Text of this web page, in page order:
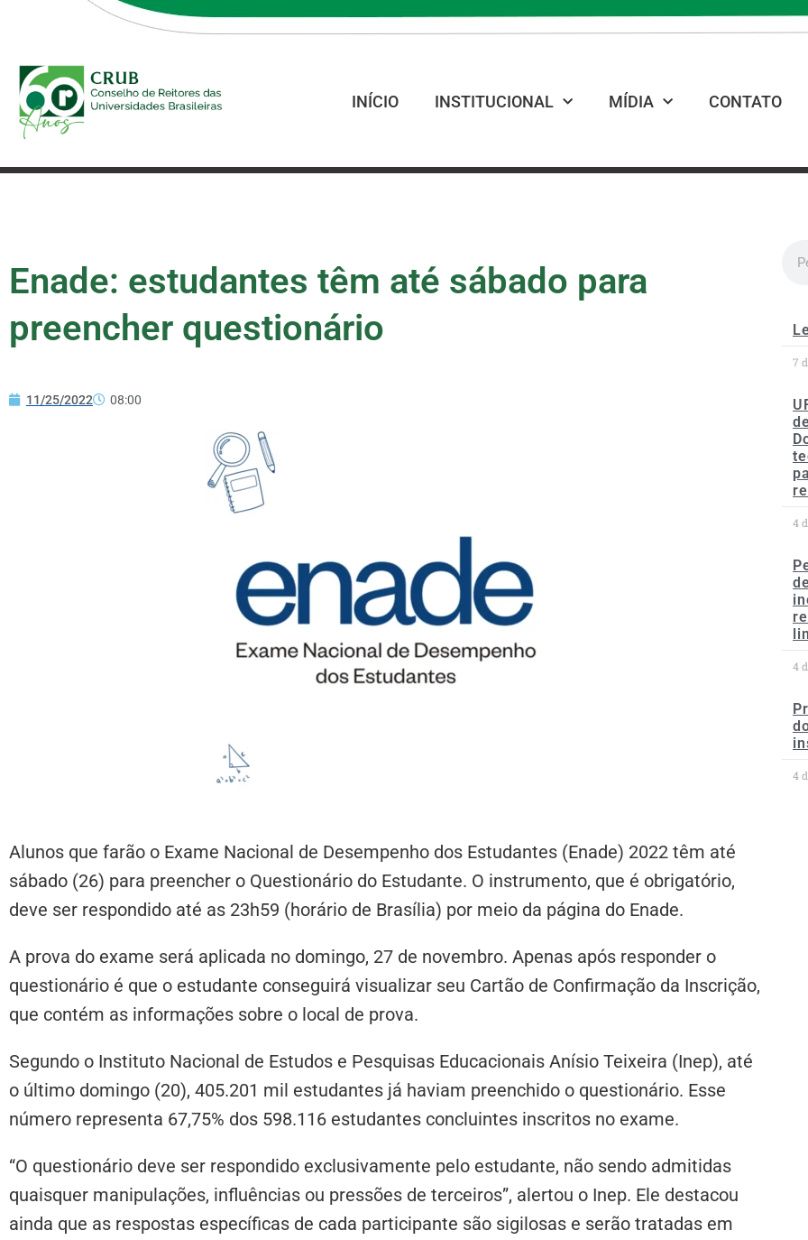
INÍCIO INSTITUCIONAL MÍDIA CONTATO
Enade: estudantes têm até sábado para
preencher questionário
11/25/2022 08:00
Alunos que farão o Exame Nacional de Desempenho dos Estudantes (Enade) 2022 têm até
sábado (26) para preencher o Questionário do Estudante. O instrumento, que é obrigatório,
deve ser respondido até as 23h59 (horário de Brasília) por meio da página do Enade.
A prova do exame será aplicada no domingo, 27 de novembro. Apenas após responder o
questionário é que o estudante conseguirá visualizar seu Cartão de Confirmação da Inscrição,
que contém as informações sobre o local de prova.
Segundo o Instituto Nacional de Estudos e Pesquisas Educacionais Anísio Teixeira (Inep), até
o último domingo (20), 405.201 mil estudantes já haviam preenchido o questionário. Esse
número representa 67,75% dos 598.116 estudantes concluintes inscritos no exame.
“O questionário deve ser respondido exclusivamente pelo estudante, não sendo admitidas
quaisquer manipulações, influências ou pressões de terceiros”, alertou o Inep. Ele destacou
ainda que as respostas específicas de cada participante são sigilosas e serão tratadas em
7
4
4
4